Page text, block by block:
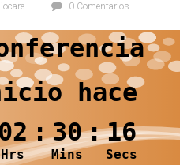
0 Comentarios